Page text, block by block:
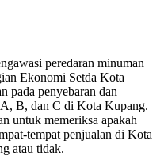
peredaran minuman
Ekonomi Setda Kota
pada penyebaran dan
B, dan C di Kota Kupang.
untuk memeriksa apakah
tempat penjualan di Kota
atau tidak.